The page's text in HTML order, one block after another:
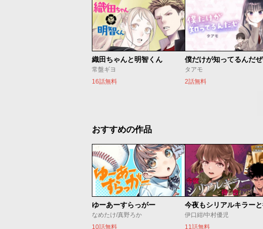
織田ちゃんと明智くん
常盤ギヨ
16話無料
僕だけが知ってるんだぜ
タアモ
2話無料
おすすめの作品
ゆーあーすらっがー
なめたけ/真野ろか
10話無料
伊口紺/中村優児
11話無料